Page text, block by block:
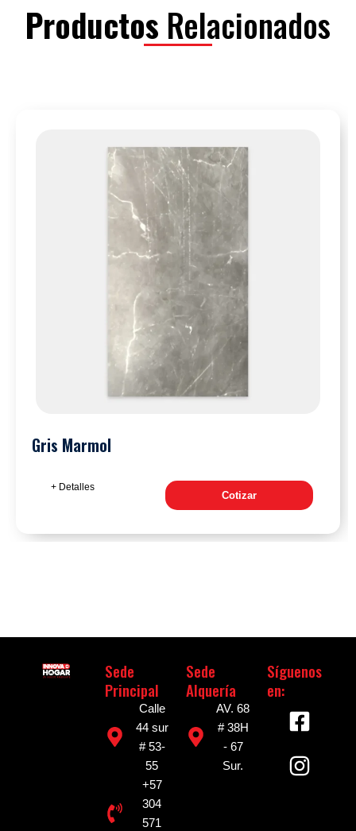
Productos Relacionados
Gris Marmol
+ Detalles
Cotizar
Sede
Principal
Calle
44 sur
# 53-
55
+57
304
571
Sede
Alquería
AV. 68
# 38H
- 67
Sur.
Síguenos
en:
F
a
c
e
I
n
s
t